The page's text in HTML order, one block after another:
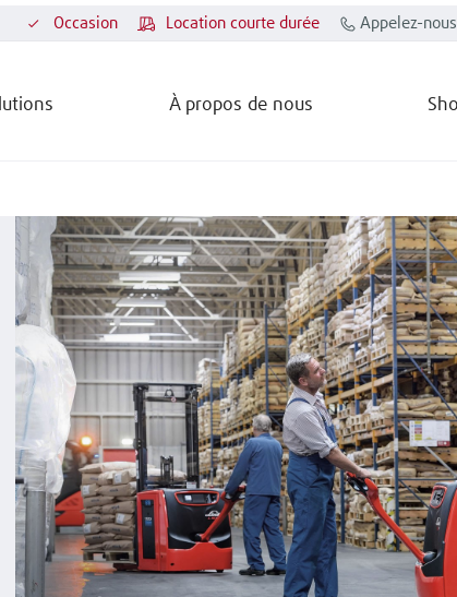
À propos de nous
Appelez-
Location courte durée
Occasion